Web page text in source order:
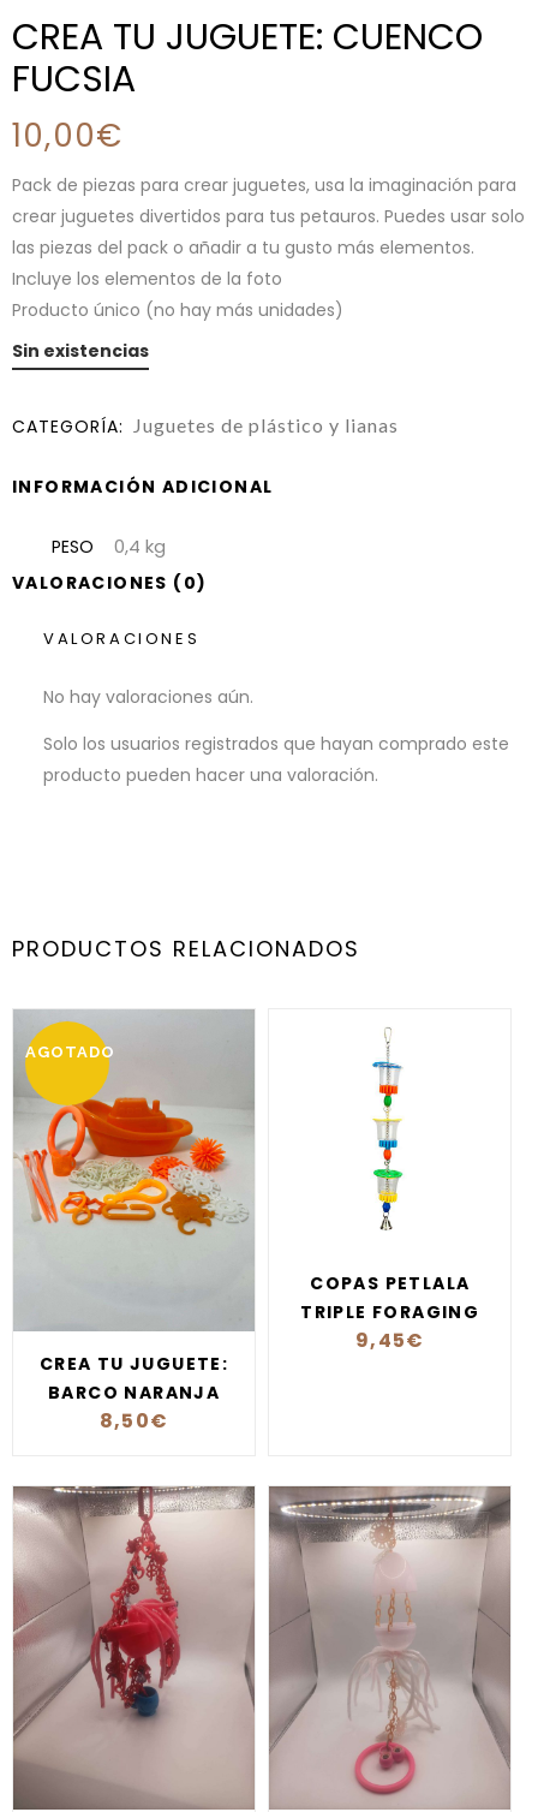
CREA TU JUGUETE: CUENCO
FUCSIA
10,00€
Pack de piezas para crear juguetes, usa la imaginación para
crear juguetes divertidos para tus petauros. Puedes usar solo
las piezas del pack o añadir a tu gusto más elementos.
Incluye los elementos de la foto
Producto único (no hay más unidades)
Sin existencias
CATEGORÍA: Juguetes de plástico y lianas
INFORMACIÓN ADICIONAL
PESO 0,4 kg
VALORACIONES (0)
VALORACIONES
No hay valoraciones aún.
Solo los usuarios registrados que hayan comprado este
producto pueden hacer una valoración.
PRODUCTOS RELACIONADOS
AGOTADO
CREA TU JUGUETE:
BARCO NARANJA
8,50€
COPAS PETLALA
TRIPLE FORAGING
9,45€